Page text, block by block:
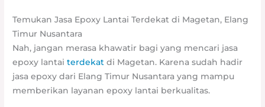
Temukan Jasa Epoxy Lantai Terdekat di Magetan, Elang
Timur Nusantara
Nah, jangan merasa khawatir bagi yang mencari jasa
epoxy lantaiterdekat di Magetan. Karena sudah hadir
jasa epoxy dari Elang Timur Nusantara yang mampu
memberikan layanan epoxy lantai berkualitas.